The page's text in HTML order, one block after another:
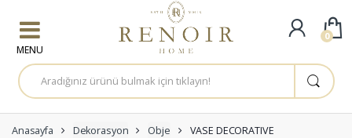
A
r
a
a
:
Anasayfa Dekorasyon Obje VASE DECORATIVE
0